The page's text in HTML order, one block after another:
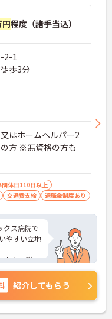
程度（諸手当込）
2-1
歩3分
はホームヘルパー2
方 ※無資格の方も
間休日110日以上
交通費支給 退職金制度あり
クス病院で
やすい立地
おり、職員
た雰囲気の
、さらに
相談くださ
紹介してもらう